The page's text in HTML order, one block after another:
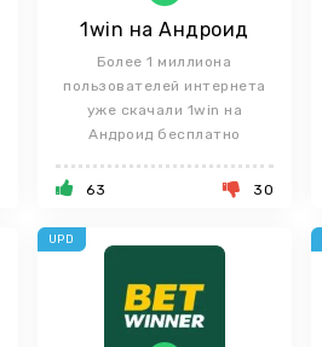
1win на Андроид
Более 1 миллиона
пользователей интернета
уже скачали 1win на
Андроид бесплатно
63 30
UPD